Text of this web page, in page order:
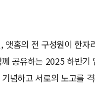
앳홈의 전 구성원이 한자
공유하는 2025 하반기
념하고 서로의 노고를